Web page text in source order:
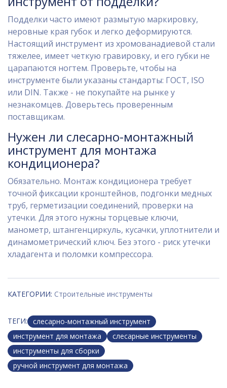
Подделки часто имеют размытую маркировку,
неровные края губок и легко деформируются.
Настоящий инструмент из хромованадиевой стали
тяжелее, имеет четкую гравировку, и его губки не
царапаются ногтем. Проверьте, чтобы на
инструменте были указаны стандарты: ГОСТ, ISO
или DIN. Также - не покупайте на рынке у
незнакомцев. Доверьтесь проверенным
поставщикам.
Нужен ли слесарно-монтажный
инструмент для монтажа
кондиционера?
Обязательно. Монтаж кондиционера требует
точной фиксации кронштейнов, подгонки медных
труб, герметизации соединений, проверки на
утечки. Для этого нужны торцевые ключи,
манометр, штангенциркуль, кусачки, уплотнители и
динамометрический ключ. Без этого - риск утечки
хладагента и поломки компрессора.
КАТЕГОРИИ: Строительные инструменты
ТЕГИ:
слесарно-монтажный инструмент
инструмент для монтажа
слесарные инструменты
инструменты для сборки
ручной инструмент для монтажа